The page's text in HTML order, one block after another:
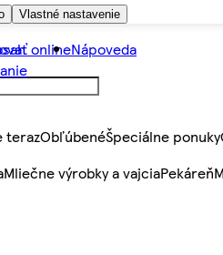
Vlastné nastavenie
onlineNápoveda
terazObľúbenéŠpeciálne ponuky
Mliečne výrobky a vajciaPekáreň